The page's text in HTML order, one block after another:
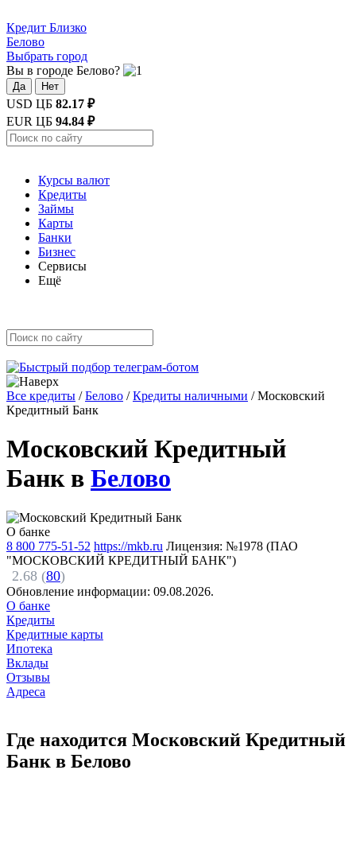
Кредит Близко
Белово
Выбрать город
Вы в городе Белово?
Да Нет
USD ЦБ 82.17 ₽
EUR ЦБ 94.84 ₽
Курсы валют
Кредиты
Займы
Карты
Банки
Бизнес
Сервисы
Ещё
Все кредиты /Белово /Кредиты наличными /Московский
Кредитный Банк
Московский Кредитный
Банк в Белово
О банке
8 800 775-51-52 https://mkb.ru Лицензия: №1978 (ПАО
"МОСКОВСКИЙ КРЕДИТНЫЙ БАНК")
2.68 (80)
Обновление информации: 09.08.2026.
О банке
Кредиты
Кредитные карты
Ипотека
Вклады
Отзывы
Адреса
Где находится Московский Кредитный
Банк в Белово